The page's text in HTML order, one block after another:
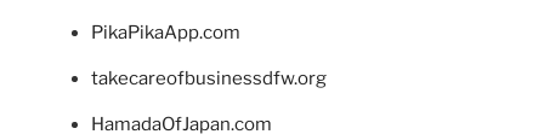
PikaPikaApp.com
takecareofbusinessdfw.org
HamadaOfJapan.com